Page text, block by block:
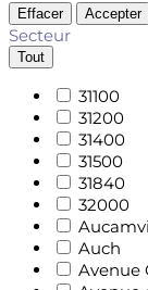
Effacer Accepter
Secteur
Tout
31100
31200
31400
31500
31840
32000
Auch
Avenue